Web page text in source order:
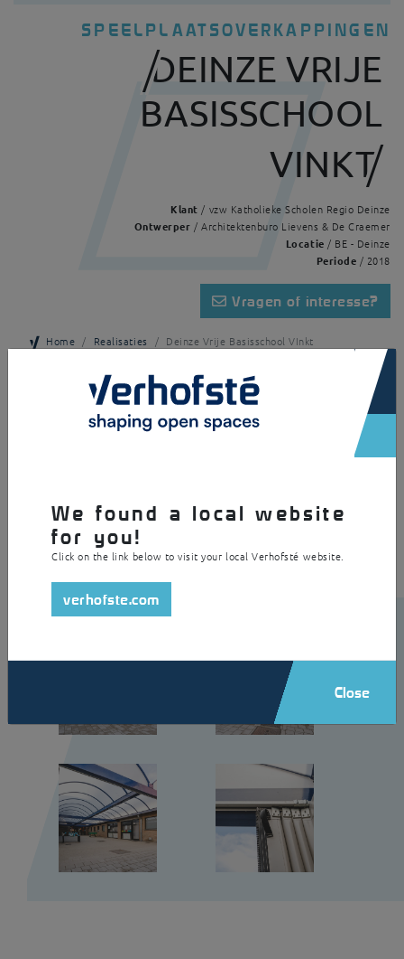
SPEELPLAATSOVERKAPPINGEN
DEINZE VRIJE
BASISSCHOOL
VINKT
Klant / vzw Katholieke Scholen Regio Deinze
Ontwerper / Architektenburo Lievens & De Craemer
Locatie / BE - Deinze
Periode / 2018
Vragen of interesse?
Home Realisaties Deinze Vrije Basisschool VInkt
Een vrijdragende speelplaatsoverkapping aangebouwd tussen het
gebouw. Daardoor kan de speelruimte maximaal worden benut. De
overkapping is opgebouwd uit verzinkt en gepoedercoat staal met een
×
We found a local website
for you!
Click on the link below to visit your local Verhofsté website.
verhofste.com
Close